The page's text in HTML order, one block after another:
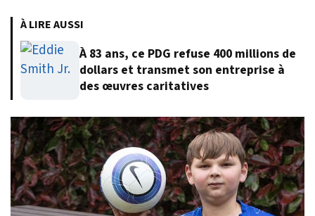
À LIRE AUSSI
À 83 ans, ce PDG refuse 400 millions de
dollars et transmet son entreprise à
des œuvres caritatives